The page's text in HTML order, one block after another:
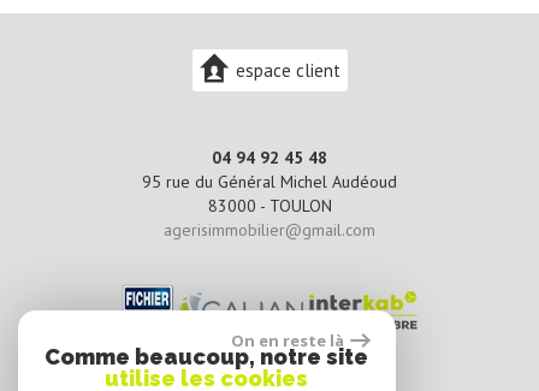
espace client
04 94 92 45 48
95 rue du Général Michel Audéoud
83000 - TOULON
agerisimmobilier@gmail.com
On en reste là
Comme beaucoup, notre site
utilise les cookies